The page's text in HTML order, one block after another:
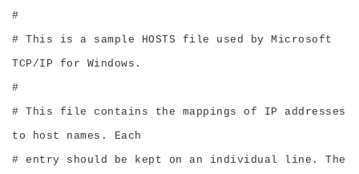
#
# This is a sample HOSTS file used by Microsoft
TCP/IP for Windows.
#
# This file contains the mappings of IP addresses
to host names. Each
# entry should be kept on an individual line. The